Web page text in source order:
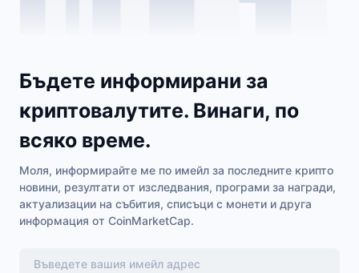
Бъдете информирани за
криптовалутите. Винаги, по
всяко време.
Моля, информирайте ме по имейл за последните крипто
новини, резултати от изследвания, програми за награди,
актуализации на събития, списъци с монети и друга
информация от CoinMarketCap.